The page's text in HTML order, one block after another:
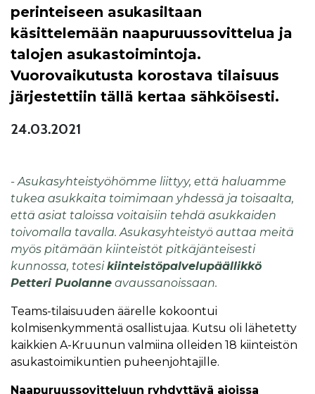
perinteiseen asukasiltaan
käsittelemään naapuruussovittelua ja
talojen asukastoimintoja.
Vuorovaikutusta korostava tilaisuus
järjestettiin tällä kertaa sähköisesti.
24.03.2021
- Asukasyhteistyöhömme liittyy, että haluamme
tukea asukkaita toimimaan yhdessä ja toisaalta,
että asiat taloissa voitaisiin tehdä asukkaiden
toivomalla tavalla. Asukasyhteistyö auttaa meitä
myös pitämään kiinteistöt pitkäjänteisesti
kunnossa, totesikiinteistöpalvelupäällikkö
Petteri Puolanne avaussanoissaan.
Teams-tilaisuuden äärelle kokoontui
kolmisenkymmentä osallistujaa. Kutsu oli lähetetty
kaikkien A-Kruunun valmiina olleiden 18 kiinteistön
asukastoimikuntien puheenjohtajille.
Naapuruussovitteluun ryhdyttävä ajoissa